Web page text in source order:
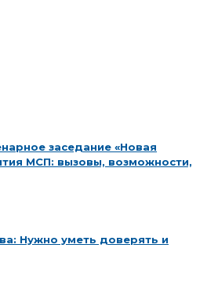
заседание «Новая
МСП: вызовы, возможности,
Нужно уметь доверять и